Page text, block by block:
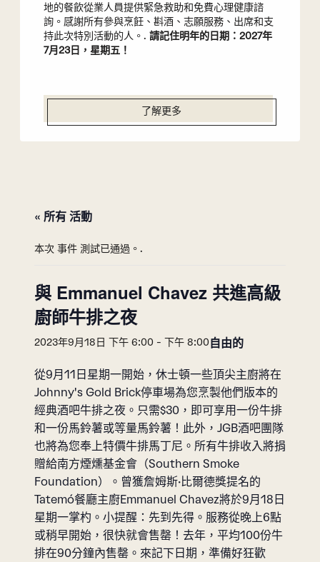
地的餐飲從業人員提供緊急救助和免費心理健康諮
詢。感謝所有參與烹飪、斟酒、志願服務、出席和支
持此次特別活動的人。. 請記住明年的日期：2027年
7月23日，星期五！
了解更多
« 所有 活動
本次 事件 測試已通過。.
與 Emmanuel Chavez 共進高級
廚師牛排之夜
2023年9月18日 下午 6:00 - 下午 8:00自由的
從9月11日星期一開始，休士頓一些頂尖主廚將在
Johnny's Gold Brick停車場為您烹製他們版本的
經典酒吧牛排之夜。只需$30，即可享用一份牛排
和一份馬鈴薯或等量馬鈴薯！此外，JGB酒吧團隊
也將為您奉上特價牛排馬丁尼。所有牛排收入將捐
贈給南方煙燻基金會（Southern Smoke
Foundation）。曾獲詹姆斯·比爾德獎提名的
Tatemó餐廳主廚Emmanuel Chavez將於9月18日
星期一掌杓。小提醒：先到先得。服務從晚上6點
或稍早開始，很快就會售罄！去年，平均100份牛
排在90分鐘內售罄。來記下日期，準備好狂歡